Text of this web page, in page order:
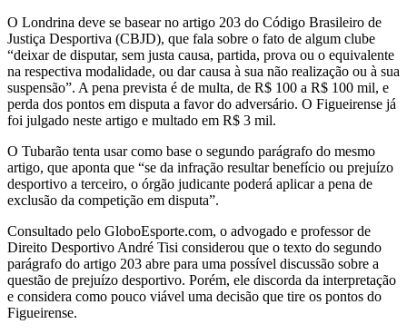
O Londrina deve se basear no artigo 203 do Código Brasileiro de
Justiça Desportiva (CBJD), que fala sobre o fato de algum clube
“deixar de disputar, sem justa causa, partida, prova ou o equivalente
na respectiva modalidade, ou dar causa à sua não realização ou à sua
suspensão”. A pena prevista é de multa, de R$ 100 a R$ 100 mil, e
perda dos pontos em disputa a favor do adversário. O Figueirense já
foi julgado neste artigo e multado em R$ 3 mil.
O Tubarão tenta usar como base o segundo parágrafo do mesmo
artigo, que aponta que “se da infração resultar benefício ou prejuízo
desportivo a terceiro, o órgão judicante poderá aplicar a pena de
exclusão da competição em disputa”.
Consultado pelo GloboEsporte.com, o advogado e professor de
Direito Desportivo André Tisi considerou que o texto do segundo
parágrafo do artigo 203 abre para uma possível discussão sobre a
questão de prejuízo desportivo. Porém, ele discorda da interpretação
e considera como pouco viável uma decisão que tire os pontos do
Figueirense.